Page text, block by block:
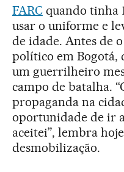
FARCquando tinha
usar o uniforme e
de idade. Antes de
político em Bogotá,
um guerrilheiro
campo de batalha.
propaganda na
oportunidade de ir
aceitei”, lembra
desmobilização.